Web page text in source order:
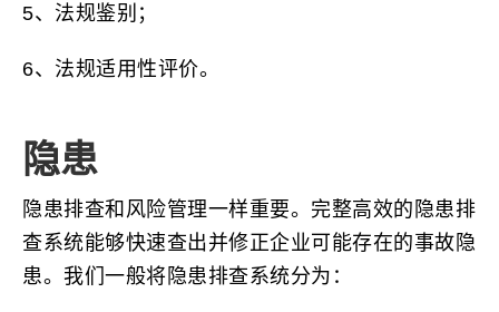
5、法规鉴别；
6、法规适用性评价。
隐患
隐患排查和风险管理一样重要。完整高效的隐患排
查系统能够快速查出并修正企业可能存在的事故隐
患。我们一般将隐患排查系统分为：